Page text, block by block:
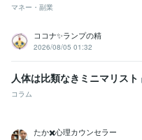
マネー・副業
ココナ✨ランプの精
2026/08/05 01:32
人体は比類なきミニマリスト
コラム
たか✖️心理カウンセラー